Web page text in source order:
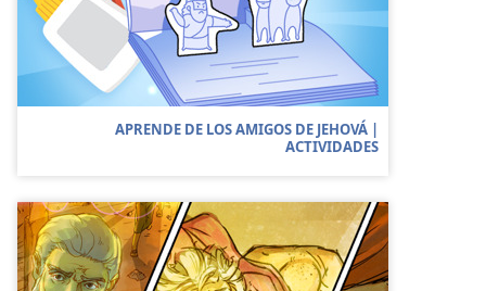
APRENDE DE LOS AMIGOS DE JEHOVÁ |
ACTIVIDADES